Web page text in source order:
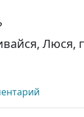
Люся,